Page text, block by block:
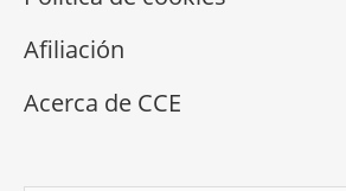
Afiliación
Acerca de CCE